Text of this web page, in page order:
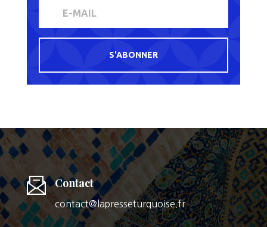
S'ABONNER
Contact
contact@lapresseturquoise.fr